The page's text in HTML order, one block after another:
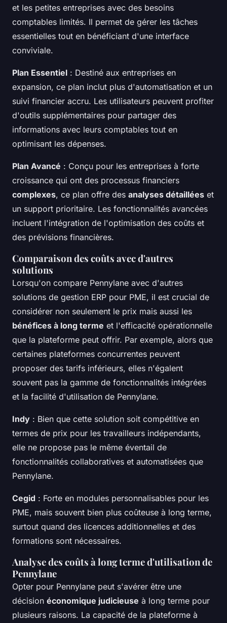
et les petites entreprises avec des besoins
comptables limités. Il permet de gérer les tâches
essentielles tout en bénéficiant d'une interface
conviviale.
Plan Essentiel : Destiné aux entreprises en
expansion, ce plan inclut plus d'automatisation et un
suivi financier accru. Les utilisateurs peuvent profiter
d'outils supplémentaires pour partager des
informations avec leurs comptables tout en
optimisant les dépenses.
Plan Avancé : Conçu pour les entreprises à forte
croissance qui ont des processus financiers
complexes, ce plan offre des analyses détaillées et
un support prioritaire. Les fonctionnalités avancées
incluent l'intégration de l'optimisation des coûts et
des prévisions financières.
Comparaison des coûts avec d'autres
solutions
Lorsqu'on compare Pennylane avec d'autres
solutions de gestion ERP pour PME, il est crucial de
considérer non seulement le prix mais aussi les
bénéfices à long terme et l'efficacité opérationnelle
que la plateforme peut offrir. Par exemple, alors que
certaines plateformes concurrentes peuvent
proposer des tarifs inférieurs, elles n'égalent
souvent pas la gamme de fonctionnalités intégrées
et la facilité d'utilisation de Pennylane.
Indy : Bien que cette solution soit compétitive en
termes de prix pour les travailleurs indépendants,
elle ne propose pas le même éventail de
fonctionnalités collaboratives et automatisées que
Pennylane.
Cegid : Forte en modules personnalisables pour les
PME, mais souvent bien plus coûteuse à long terme,
surtout quand des licences additionnelles et des
formations sont nécessaires.
Analyse des coûts à long terme d'utilisation de
Pennylane
Opter pour Pennylane peut s'avérer être une
décision économique judicieuse à long terme pour
plusieurs raisons. La capacité de la plateforme à